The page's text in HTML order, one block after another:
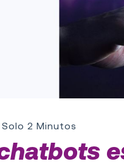
Solo 2 Minutos